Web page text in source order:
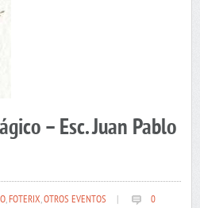
– Esc. Juan Pablo
,FOTERIX,OTROS EVENTOS 0